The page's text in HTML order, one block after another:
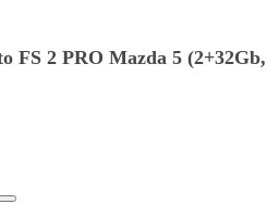
FS 2 PRO Mazda 5 (2+32Gb,